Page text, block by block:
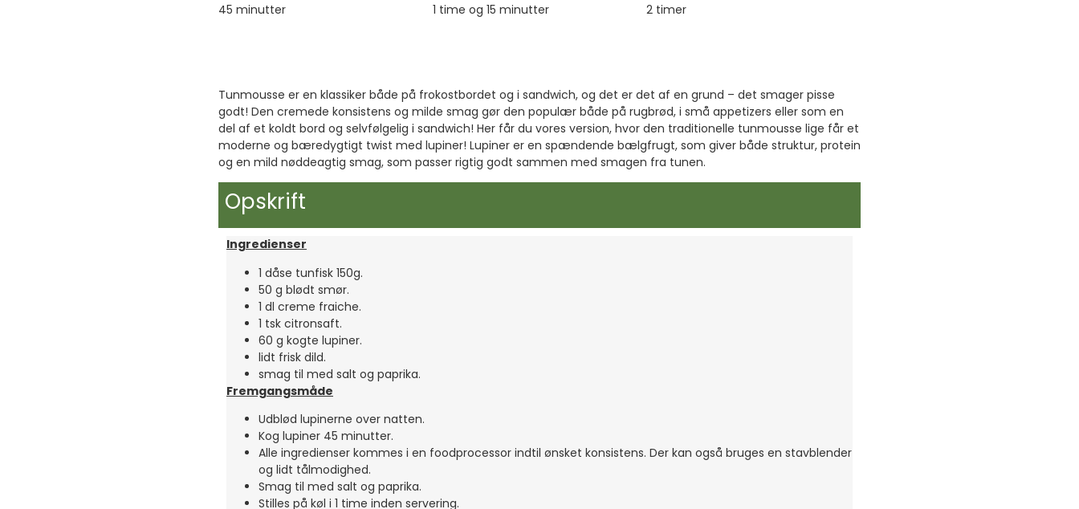
45 minutter
1 time og 15 minutter
2 timer
Tunmousse er en klassiker både på frokostbordet og i sandwich, og det er det af en grund – det smager pisse
godt! Den cremede konsistens og milde smag gør den populær både på rugbrød, i små appetizers eller som en
del af et koldt bord og selvfølgelig i sandwich! Her får du vores version, hvor den traditionelle tunmousse lige får et
moderne og bæredygtigt twist med lupiner! Lupiner er en spændende bælgfrugt, som giver både struktur, protein
og en mild nøddeagtig smag, som passer rigtig godt sammen med smagen fra tunen.
Opskrift
Ingredienser
1 dåse tunfisk 150g.
50 g blødt smør.
1 dl creme fraiche.
1 tsk citronsaft.
60 g kogte lupiner.
lidt frisk dild.
smag til med salt og paprika.
Fremgangsmåde
Udblød lupinerne over natten.
Kog lupiner 45 minutter.
Alle ingredienser kommes i en foodprocessor indtil ønsket konsistens. Der kan også bruges en stavblender
og lidt tålmodighed.
Smag til med salt og paprika.
Stilles på køl i 1 time inden servering.